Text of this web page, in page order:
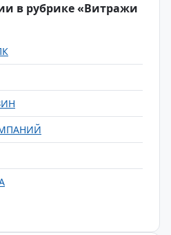
в рубрике «Витражи